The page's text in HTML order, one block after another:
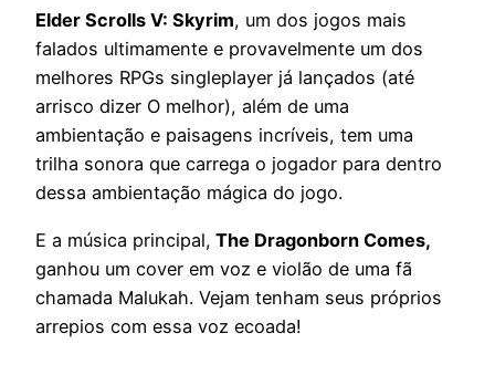
Elder Scrolls V: Skyrim, um dos jogos mais
falados ultimamente e provavelmente um dos
melhores RPGs singleplayer já lançados (até
arrisco dizer O melhor), além de uma
ambientação e paisagens incríveis, tem uma
trilha sonora que carrega o jogador para dentro
dessa ambientação mágica do jogo.
E a música principal, The Dragonborn Comes,
ganhou um cover em voz e violão de uma fã
chamada Malukah. Vejam tenham seus próprios
arrepios com essa voz ecoada!